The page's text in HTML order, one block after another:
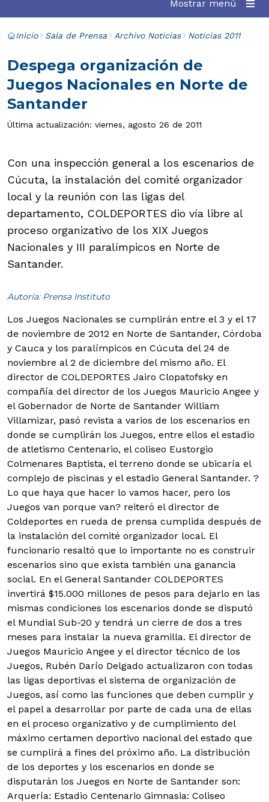
Mostrar menú
Inicio Sala de Prensa Archivo Noticias Noticias 2011
Despega organización de
Juegos Nacionales en Norte de
Santander
Última actualización: viernes, agosto 26 de 2011
Con una inspección general a los escenarios de
Cúcuta, la instalación del comité organizador
local y la reunión con las ligas del
departamento, COLDEPORTES dio vía libre al
proceso organizativo de los XIX Juegos
Nacionales y III paralímpicos en Norte de
Santander.
Autoría: Prensa Instituto
Los Juegos Nacionales se cumplirán entre el 3 y el 17
de noviembre de 2012 en Norte de Santander, Córdoba
y Cauca y los paralímpicos en Cúcuta del 24 de
noviembre al 2 de diciembre del mismo año. El
director de COLDEPORTES Jairo Clopatofsky en
compañía del director de los Juegos Mauricio Angee y
el Gobernador de Norte de Santander William
Villamizar, pasó revista a varios de los escenarios en
donde se cumplirán los Juegos, entre ellos el estadio
de atletismo Centenario, el coliseo Eustorgio
Colmenares Baptista, el terreno donde se ubicaría el
complejo de piscinas y el estadio General Santander. ?
Lo que haya que hacer lo vamos hacer, pero los
Juegos van porque van? reiteró el director de
Coldeportes en rueda de prensa cumplida después de
la instalación del comité organizador local. El
funcionario resaltó que lo importante no es construir
escenarios sino que exista también una ganancia
social. En el General Santander COLDEPORTES
invertirá $15.000 millones de pesos para dejarlo en las
mismas condiciones los escenarios donde se disputó
el Mundial Sub-20 y tendrá un cierre de dos a tres
meses para instalar la nueva gramilla. El director de
Juegos Mauricio Angee y el director técnico de los
Juegos, Rubén Darío Delgado actualizaron con todas
las ligas deportivas el sistema de organización de
Juegos, así como las funciones que deben cumplir y
el papel a desarrollar por parte de cada una de ellas
en el proceso organizativo y de cumplimiento del
máximo certamen deportivo nacional del estado que
se cumplirá a fines del próximo año. La distribución
de los deportes y los escenarios en donde se
disputarán los Juegos en Norte de Santander son:
Arquería: Estadio Centenario Gimnasia: Coliseo